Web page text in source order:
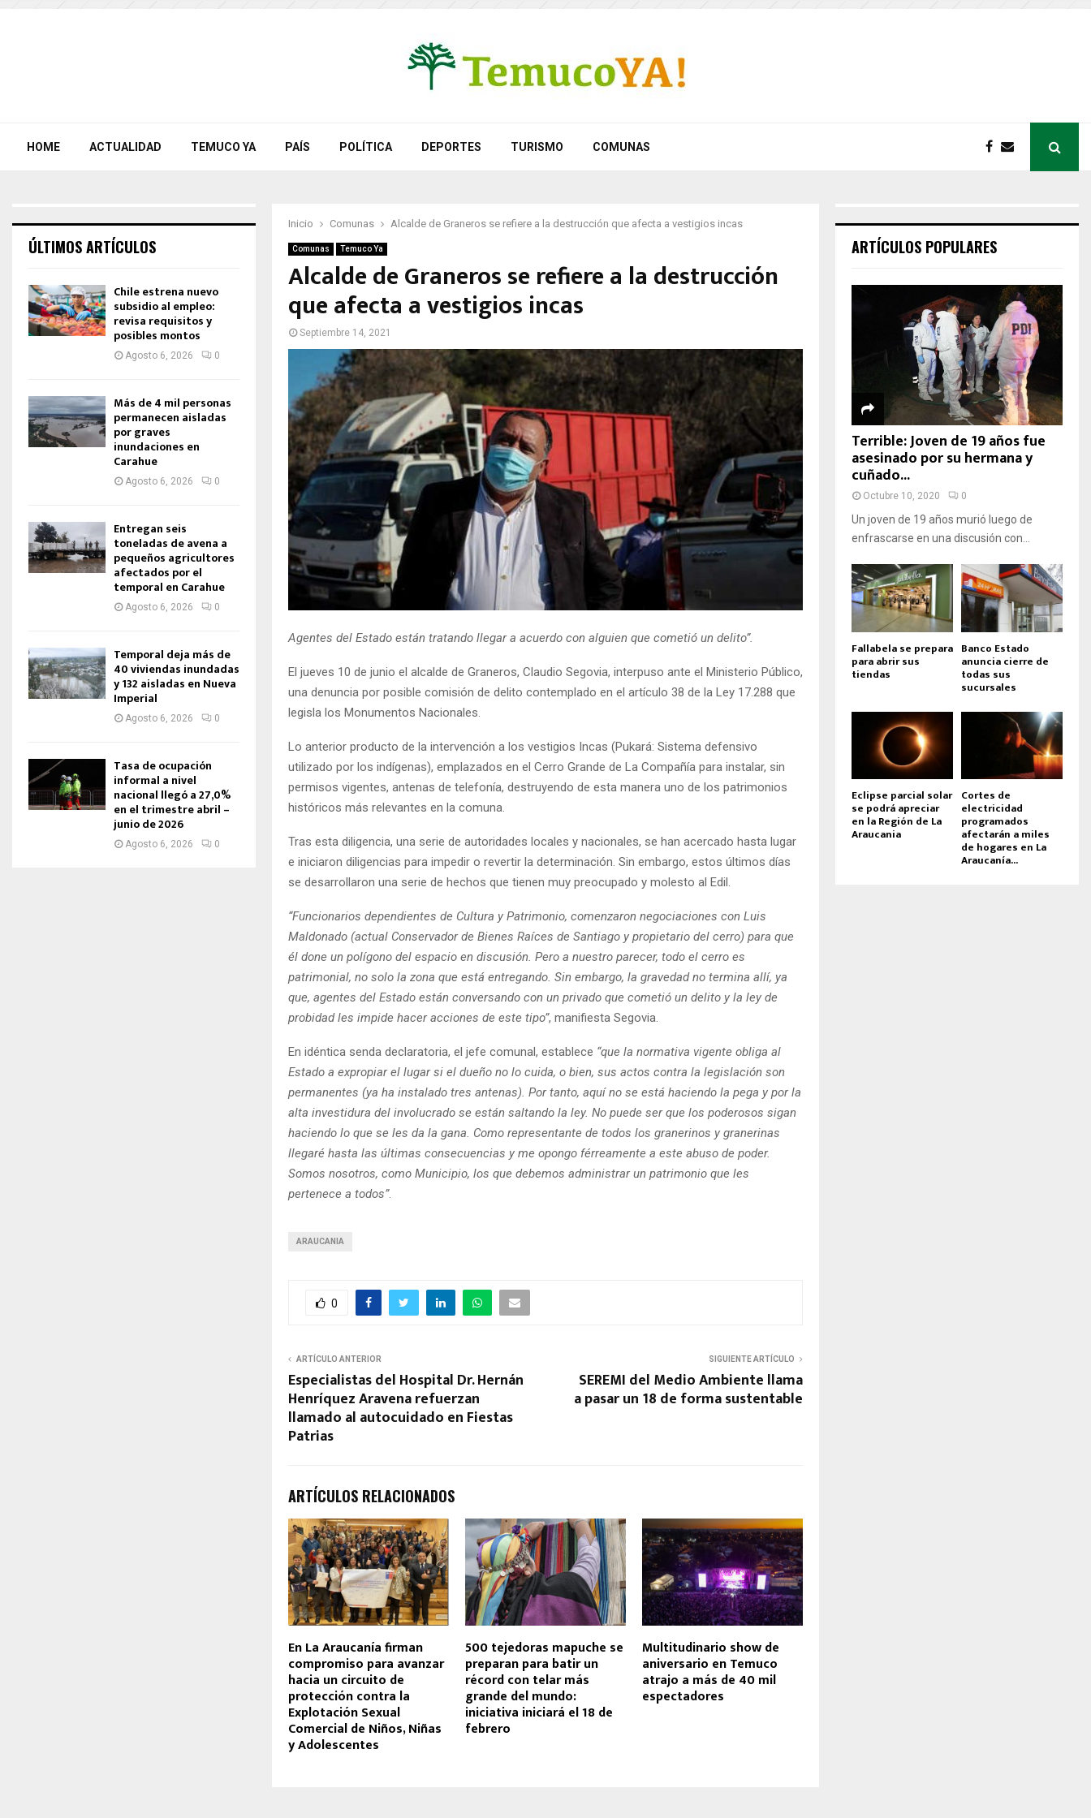
HOME ACTUALIDAD TEMUCO YA PAÍS POLÍTICA DEPORTES TURISMO COMUNAS
Inicio Comunas Alcalde de Graneros se refiere a la destrucción que afecta a vestigios incas
Comunas Temuco Ya
Alcalde de Graneros se refiere a la destrucción
que afecta a vestigios incas
Septiembre 14, 2021
Agentes del Estado están tratando llegar a acuerdo con alguien que cometió un delito”.
El jueves 10 de junio el alcalde de Graneros, Claudio Segovia, interpuso ante el Ministerio Público,
una denuncia por posible comisión de delito contemplado en el artículo 38 de la Ley 17.288 que
legisla los Monumentos Nacionales.
Lo anterior producto de la intervención a los vestigios Incas (Pukará: Sistema defensivo
utilizado por los indígenas), emplazados en el Cerro Grande de La Compañía para instalar, sin
permisos vigentes, antenas de telefonía, destruyendo de esta manera uno de los patrimonios
históricos más relevantes en la comuna.
Tras esta diligencia, una serie de autoridades locales y nacionales, se han acercado hasta lugar
e iniciaron diligencias para impedir o revertir la determinación. Sin embargo, estos últimos días
se desarrollaron una serie de hechos que tienen muy preocupado y molesto al Edil.
“Funcionarios dependientes de Cultura y Patrimonio, comenzaron negociaciones con Luis
Maldonado (actual Conservador de Bienes Raíces de Santiago y propietario del cerro) para que
él done un polígono del espacio en discusión. Pero a nuestro parecer, todo el cerro es
patrimonial, no solo la zona que está entregando. Sin embargo, la gravedad no termina allí, ya
que, agentes del Estado están conversando con un privado que cometió un delito y la ley de
probidad les impide hacer acciones de este tipo”, manifiesta Segovia.
En idéntica senda declaratoria, el jefe comunal, establece “que la normativa vigente obliga al
Estado a expropiar el lugar si el dueño no lo cuida, o bien, sus actos contra la legislación son
permanentes (ya ha instalado tres antenas). Por tanto, aquí no se está haciendo la pega y por la
alta investidura del involucrado se están saltando la ley. No puede ser que los poderosos sigan
haciendo lo que se les da la gana. Como representante de todos los granerinos y granerinas
llegaré hasta las últimas consecuencias y me opongo férreamente a este abuso de poder.
Somos nosotros, como Municipio, los que debemos administrar un patrimonio que les
pertenece a todos”.
ARAUCANIA
0
ARTÍCULO ANTERIOR
Especialistas del Hospital Dr. Hernán
Henríquez Aravena refuerzan
llamado al autocuidado en Fiestas
Patrias
SIGUIENTE ARTÍCULO
SEREMI del Medio Ambiente llama
a pasar un 18 de forma sustentable
ARTÍCULOS RELACIONADOS
En La Araucanía firman
compromiso para avanzar
hacia un circuito de
protección contra la
Explotación Sexual
Comercial de Niños, Niñas
y Adolescentes
500 tejedoras mapuche se
preparan para batir un
récord con telar más
grande del mundo:
iniciativa iniciará el 18 de
febrero
Multitudinario show de
aniversario en Temuco
atrajo a más de 40 mil
espectadores
ÚLTIMOS ARTÍCULOS
Chile estrena nuevo
subsidio al empleo:
revisa requisitos y
posibles montos
Agosto 6, 2026 0
Más de 4 mil personas
permanecen aisladas
por graves
inundaciones en
Carahue
Agosto 6, 2026 0
Entregan seis
toneladas de avena a
pequeños agricultores
afectados por el
temporal en Carahue
Agosto 6, 2026 0
Temporal deja más de
40 viviendas inundadas
y 132 aisladas en Nueva
Imperial
Agosto 6, 2026 0
Tasa de ocupación
informal a nivel
nacional llegó a 27,0%
en el trimestre abril –
junio de 2026
Agosto 6, 2026 0
ARTÍCULOS POPULARES
Terrible: Joven de 19 años fue
asesinado por su hermana y
cuñado...
Octubre 10, 2020 0
Un joven de 19 años murió luego de
enfrascarse en una discusión con...
Fallabela se prepara
para abrir sus
tiendas
Banco Estado
anuncia cierre de
todas sus
sucursales
Eclipse parcial solar
se podrá apreciar
en la Región de La
Araucania
Cortes de
electricidad
programados
afectarán a miles
de hogares en La
Araucanía...